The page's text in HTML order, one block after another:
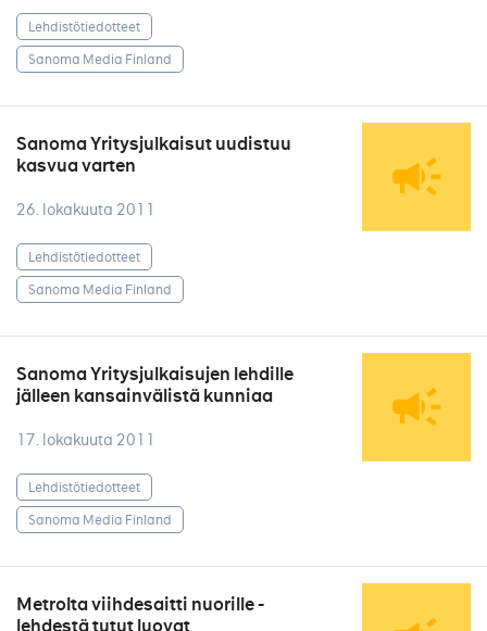
Lehdistötiedotteet
Sanoma Media Finland
Sanoma Yritysjulkaisut uudistuu
kasvua varten
26. lokakuuta 2011
Lehdistötiedotteet
Sanoma Media Finland
Sanoma Yritysjulkaisujen lehdille
jälleen kansainvälistä kunniaa
17. lokakuuta 2011
Lehdistötiedotteet
Sanoma Media Finland
Metrolta viihdesaitti nuorille -
lehdestä tutut luovat